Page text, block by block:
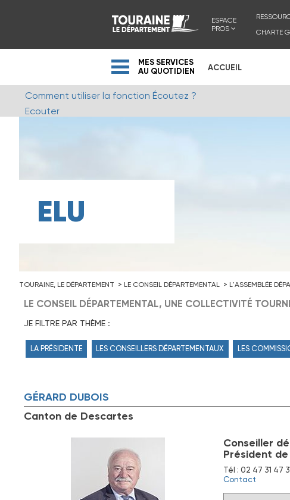
ESPACE
PROS
CHARTE
MES SERVICES
AU QUOTIDIEN
ACCUEIL
Comment utiliser la fonction Écoutez ?
Ecouter
ELU
TOURAINE, LE DÉPARTEMENT LE CONSEIL DÉPARTEMENTAL L'ASSEMBLÉE
LE CONSEIL DÉPARTEMENTAL, UNE COLLECTIVITÉ
JE FILTRE PAR THÈME :
LA PRÉSIDENTE LES CONSEILLERS DÉPARTEMENTAUX LES
GÉRARD DUBOIS
Canton de Descartes
Conseiller
Président
Tél : 02 47 31 47
Contact